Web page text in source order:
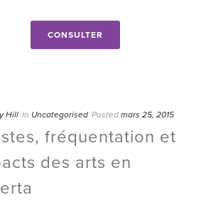
CONSULTER
Hill In Uncategorised Posted mars 25, 2015
fréquentation et
des arts en